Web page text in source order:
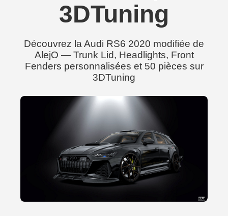
3DTuning
Découvrez la Audi RS6 2020 modifiée de
AlejO — Trunk Lid, Headlights, Front
Fenders personnalisées et 50 pièces sur
3DTuning